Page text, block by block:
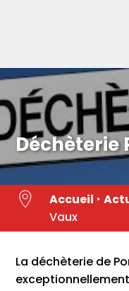
Déchèterie
 Accueil ‣
Vaux
La déchèterie de